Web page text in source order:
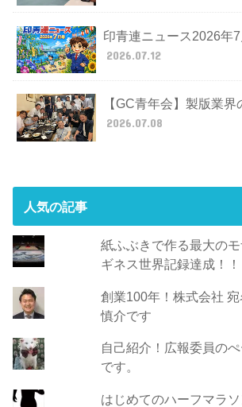
印青連ニュース2026年
2026.07.12
【GC青年会】製版業界
2026.07.08
人気の記事
紙ふぶきで作る最大の
ギネス世界記録達成！！
創業100年！株式会社
慎介です
自己紹介！広報委員の
です。
はじめてのハーフマラ